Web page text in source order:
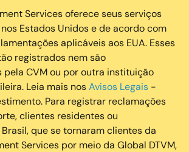
Services oferece seus serviços
Estados Unidos e de acordo com
aplicáveis aos EUA. Esses
registrados nem são
pela CVM ou por outra instituição
Leia mais nosAvisos Legais -
Para registrar reclamações
clientes residentes ou
que se tornaram clientes da
Services por meio da Global DTVM,